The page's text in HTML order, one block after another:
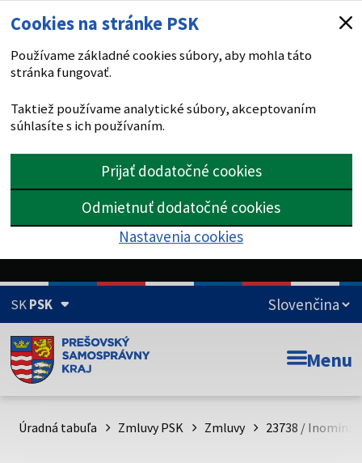
Cookies na stránke PSK
Používame základné cookies súbory, aby mohla táto
stránka fungovať.
Taktiež používame analytické súbory, akceptovaním
súhlasíte s ich používaním.
Prijať dodatočné cookies
Odmietnuť dodatočné cookies
Nastavenia cookies
SKPSK
Doména psk.sk je oficiálna
Toto je oficiálna webová stránka Prešovského
psk.sk.
Menu
Úradná tabuľa Zmluvy PSK Zmluvy 23738 /